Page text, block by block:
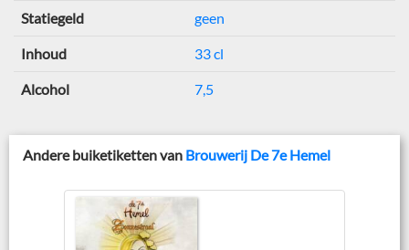
Statiegeld geen
Inhoud 33 cl
Alcohol 7,5
Andere buiketiketten van Brouwerij De 7e Hemel